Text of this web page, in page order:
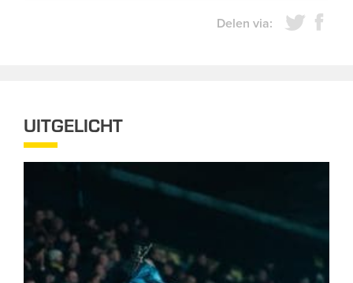
Delen via:
UITGELICHT